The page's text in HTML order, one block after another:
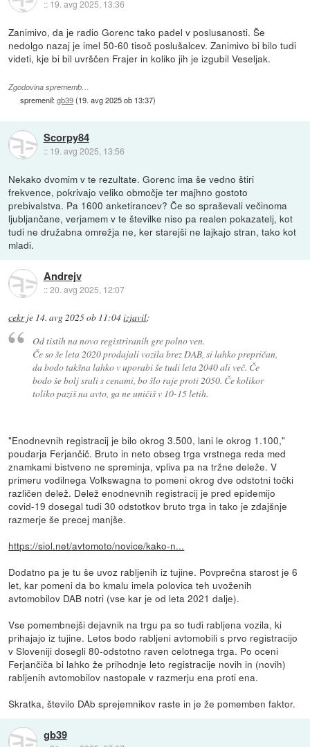
:: 19. avg 2025, 13:36
Zanimivo, da je radio Gorenc tako padel v poslusanosti. Še
nedolgo nazaj je imel 50-60 tisoč poslušalcev. Zanimivo bi bilo tudi
videti, kje bi bil uvrščen Frajer in koliko jih je izgubil Veseljak.
Zgodovina sprememb…
spremenil:gb39(19. avg 2025 ob 13:37)
Scorpy84
:: 19. avg 2025, 13:56
Nekako dvomim v te rezultate. Gorenc ima še vedno štiri
frekvence, pokrivajo veliko območje ter majhno gostoto
prebivalstva. Pa 1600 anketirancev? Če so spraševali večinoma
ljubljančane, verjamem v te številke niso pa realen pokazatelj, kot
tudi ne družabna omrežja ne, ker starejši ne lajkajo stran, tako kot
mladi.
Andrejv
::20. avg 2025, 12:07
cekrje 14. avg 2025 ob 11:04izjavil:
Od tistih na novo registriranih gre polno ven.
Če so še leta 2020 prodajali vozila brez DAB, si lahko prepričan,
da bodo takšna lahko v uporabi še tudi leta 2040 ali več. Če
bodo še bolj srali s cenami, bo šlo raje proti 2050. Če kolikor
toliko paziš na avto, ga ne uničiš v 10-15 letih.
"Enodnevnih registracij je bilo okrog 3.500, lani le okrog 1.100,"
poudarja Ferjančič. Bruto in neto obseg trga vrstnega reda med
znamkami bistveno ne spreminja, vpliva pa na tržne deleže. V
primeru vodilnega Volkswagna to pomeni okrog dve odstotni točki
različen delež. Delež enodnevnih registracij je pred epidemijo
covid-19 dosegal tudi 30 odstotkov bruto trga in tako je zdajšnje
razmerje še precej manjše.
https://siol.net/avtomoto/novice/kako-n...
Dodatno pa je tu še uvoz rabljenih iz tujine. Povprečna starost je 6
let, kar pomeni da bo kmalu imela polovica teh uvoženih
avtomobilov DAB notri (vse kar je od leta 2021 dalje).
Vse pomembnejši dejavnik na trgu pa so tudi rabljena vozila, ki
prihajajo iz tujine. Letos bodo rabljeni avtomobili s prvo registracijo
v Sloveniji dosegli 80-odstotno raven celotnega trga. Po oceni
Ferjančiča bi lahko že prihodnje leto registracije novih in (novih)
rabljenih avtomobilov nastopale v razmerju ena proti ena.
Skratka, število DAb sprejemnikov raste in je že pomemben faktor.
gb39